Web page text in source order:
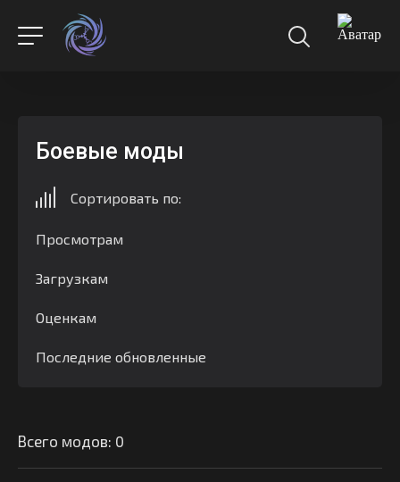
Боевые моды
Сортировать по:
Просмотрам
Загрузкам
Оценкам
Последние обновленные
Всего модов: 0